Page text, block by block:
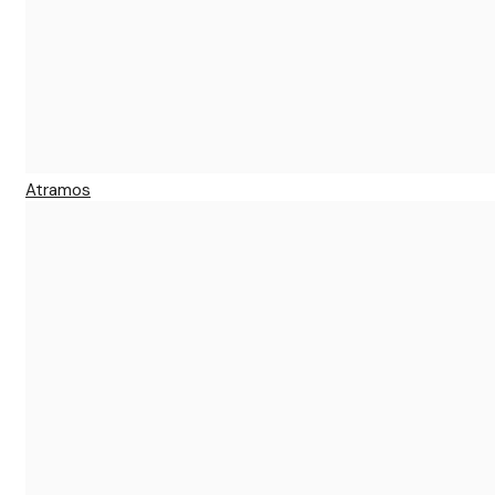
Atramos